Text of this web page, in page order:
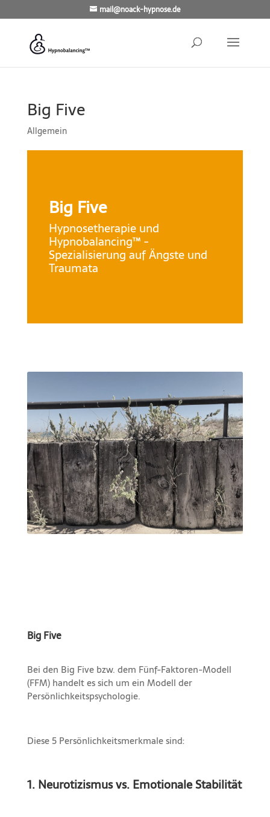
mail@noack-hypnose.de
Big Five
Allgemein
Big Five
Hypnosetherapie und
Hypnobalancing™ -
Spezialisierung auf Ängste und
Traumata
Big Five
Bei den Big Five bzw. dem Fünf-Faktoren-Modell
(FFM) handelt es sich um ein Modell der
Persönlichkeitspsychologie.
Diese 5 Persönlichkeitsmerkmale sind:
1. Neurotizismus vs. Emotionale Stabilität